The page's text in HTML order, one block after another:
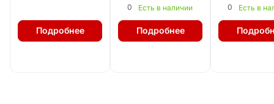
Подробнее
0 Есть в наличии
Подробнее
0 Есть в